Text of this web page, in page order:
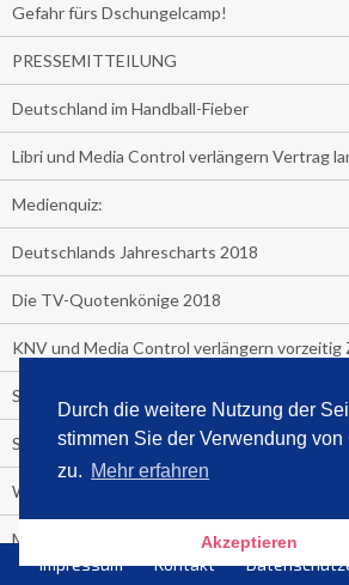
Durch die weitere Nutzung der
stimmen Sie der Verwendung von
zu. Mehr erfahren
Akzeptieren
Gefahr fürs Dschungelcamp!
PRESSEMITTEILUNG
Deutschland im Handball-Fieber
Libri und Media Control verlängern Vertrag
Medienquiz:
Deutschlands Jahrescharts 2018
Die TV-Quotenkönige 2018
KNV und Media Control verlängern vorzeitig
STRENG VERTRAULICH
Streaming verändert TV?
Welcher TV-Sender hat seine Marktanteile
Michelle for President!
Impressum Kontakt